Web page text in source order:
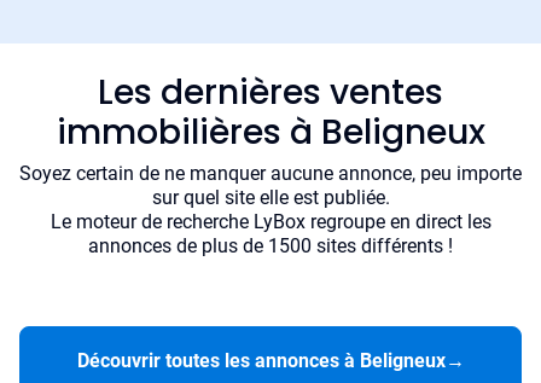
Les dernières ventes
immobilières à Beligneux
Soyez certain de ne manquer aucune annonce, peu importe
sur quel site elle est publiée.
Le moteur de recherche LyBox regroupe en direct les
annonces de plus de 1500 sites différents !
Découvrir toutes les annonces à Beligneux→